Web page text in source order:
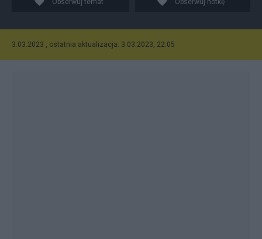
Obserwuj temat Obserwuj notkę
3.03.2023 , ostatnia aktualizacja: 3.03.2023, 22:05